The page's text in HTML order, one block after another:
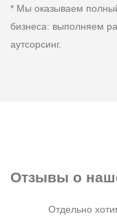
* Мы оказываем полный
бизнеса: выполняем
аутсорсинг.
Отзывы о
Отдельно